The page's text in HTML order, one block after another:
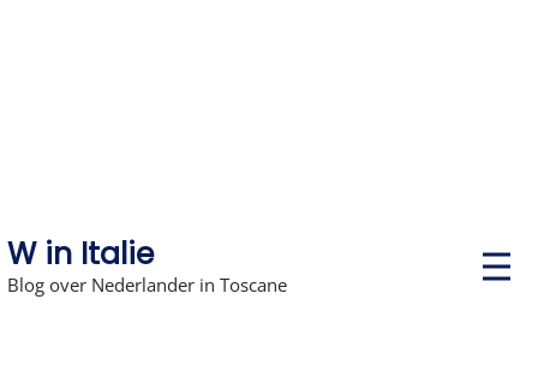
W in Italie
Blog over Nederlander in Toscane
P
r